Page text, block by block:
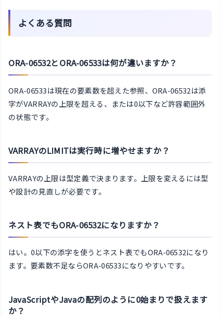
よくある質問
ORA-06532とORA-06533は何が違いますか？
ORA-06533は現在の要素数を超えた参照、ORA-06532は添
字がVARRAYの上限を超える、または0以下など許容範囲外
の状態です。
VARRAYのLIMITは実行時に増やせますか？
VARRAYの上限は型定義で決まります。上限を変えるには型
や設計の見直しが必要です。
ネスト表でもORA-06532になりますか？
はい。0以下の添字を使うとネスト表でもORA-06532になり
ます。要素数不足ならORA-06533になりやすいです。
JavaScriptやJavaの配列のように0始まりで扱えます
か？